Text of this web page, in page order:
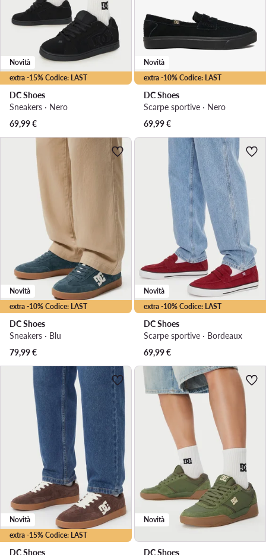
extra -15% Codice: LAST
Novità
DC Shoes
Sneakers · Nero
69,99€
extra -10% Codice: LAST
Novità
DC Shoes
Scarpe sportive · Nero
69,99€
extra -10% Codice: LAST
Novità
DC Shoes
Sneakers · Blu
79,99€
extra -10% Codice: LAST
Novità
DC Shoes
Scarpe sportive · Bordeaux
69,99€
extra -15% Codice: LAST
Novità
DC Shoes
Novità
DC Shoes